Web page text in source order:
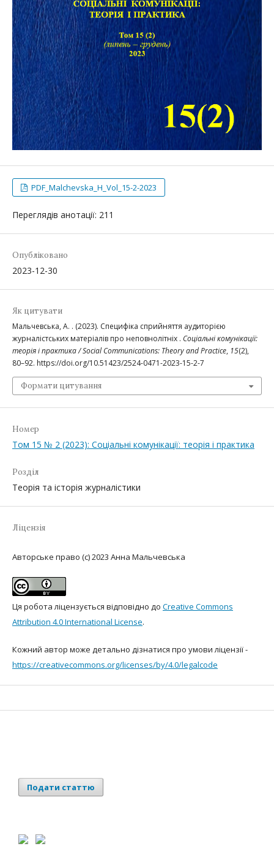
PDF_Malchevska_H_Vol_15-2-2023
Переглядів анотації: 211
Опубліковано
2023-12-30
Як цитувати
Мальчевська, А. . (2023). Специфіка сприйняття аудиторією
журналістських матеріалів про неповнолітніх . Соціальні комунікації:
теорія і практика / Social Communications: Theory and Practice, 15(2),
80–92. https://doi.org/10.51423/2524-0471-2023-15-2-7
Формати цитування
Номер
Том 15 № 2 (2023): Соціальні комунікації: теорія і практика
Розділ
Теорія та історія журналістики
Ліцензія
Авторське право (c) 2023 Анна Мальчевська
Ця робота ліцензується відповідно до Creative Commons
Attribution 4.0 International License.
Кожний автор може детально дізнатися про умови ліцензії -
https://creativecommons.org/licenses/by/4.0/legalcode
Подати статтю